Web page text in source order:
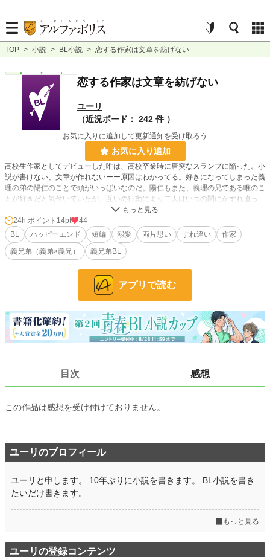
TOP > 小説 > BL小説 > 恋する作家は文章を紡げない
完結 短編 恋する作家は文章を紡げない
ユーリ
（近況ボード： 242 件 ）
お気に入りに追加して更新通知を受け取ろう
お気に入り追加
高校生作家としてデビューした唯は、高校卒業時に唐突なスランプに陥った。小
説が書けない、文章が作れないーー原因はわかってる。好きになってしまった義
理の弟の陽仁のことで頭がいっぱいなのだ。陽仁もまた、義理の兄である唯のこ
とが好きだと気付いていたが、互いの行動により二人はいつの間にかすれ違っ
「兄さんは俺に興味がない」スランプの兄を支える弟×いつまでも小説に執着し
続ける兄「はるくんはきっと僕に興味がない」ーーこんなに近くにいるのに、苦
しくてしょうがないんだ。
30,280 位 / 228,635 件
7,706 位 / 31,396 件
お気に入り 12
24h.ポイント 14 pt
2026.04.22 06:20
月間ポイント 105 pt (64,672 位)
年間ポイント 4,132 pt (50,134 位)
24h.ポイント 14pt
44
BL
ハッピーエンド 短編 溺愛 両片思い すれ違い
作家
義兄弟（義弟×義兄）
義兄弟BL
アプリで読む
目次 感想
この作品は感想を受け付けておりません。
ユーリのプロフィール
ユーリと申します。 10年ぶりに小説を書きます。 BL小説を書き
たいだけ書きます。
もっと見る
ユーリの登録コンテンツ